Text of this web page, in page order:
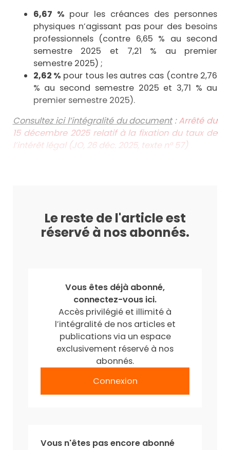
6,67 % pour les créances des personnes
physiques n’agissant pas pour des besoins
professionnels (contre 6,65 % au second
semestre 2025 et 7,21 % au premier
semestre 2025) ;
2,62 % pour tous les autres cas (contre 2,76
% au second semestre 2025 et 3,71 % au
premier semestre 2025).
Consultez ici l’intégralité du document:Arrêté du
15 décembre 2025 relatif à la fixation du taux de
l’intérêt légal (JO, 26 déc. 2025, texte n° 57)
Le reste de l'article est
réservé à nos abonnés.
Vous êtes déjà abonné,
connectez-vous ici.
Accès privilégié et illimité à
l’intégralité de nos articles et
publications via un espace
exclusivement réservé à nos
abonnés.
Connexion
Vous n'êtes pas encore abonné